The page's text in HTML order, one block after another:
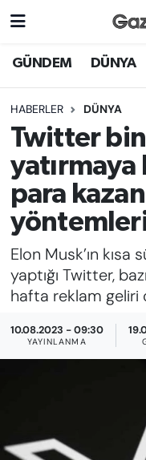
GÜNDEM DÜNYA
HABERLER DÜNYA
Twitter
yatırmaya
para
Elon Musk’ın kısa
yaptığı Twitter,
hafta reklam geliri
10.08.2023 - 09:30
YAYINLANMA
DÜNYA
EKONOMİ
EMEK
YENİ
GAZETECİLİĞİNİ
FAYDALI
GÜNDEM
EĞİTİM
SPOR
Nöbetçi
Hava Durumu
İstanbul
Trafik Durumu
Süper Lig Puan
Tüm Manşetler
Son Dakika
Haber Arşivi